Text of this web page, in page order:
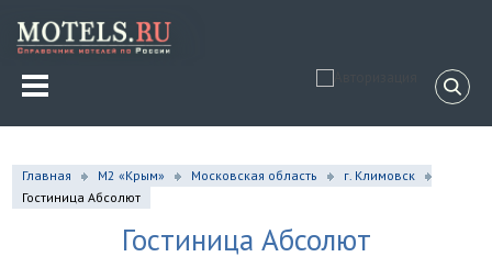
Главная М2 «Крым» Московская область
г. Климовск
Гостиница Абсолют
Гостиница Абсолют